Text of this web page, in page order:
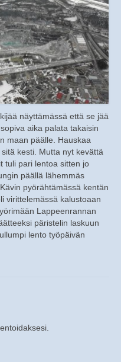
näyttämässä että se jää
aika palata takaisin
maan päälle. Hauskaa
kesti. Mutta nyt kevättä
tuli pari lentoa sitten jo
päällä lähemmäs
pyörähtämässä kentän
virittelemässä kalustoaan
Lappeenrannan
päristelin laskuun
lento työpäivän